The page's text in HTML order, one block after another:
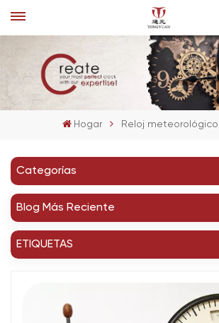
Hogar Reloj
Categorías
Blog Más Reciente
ETIQUETAS